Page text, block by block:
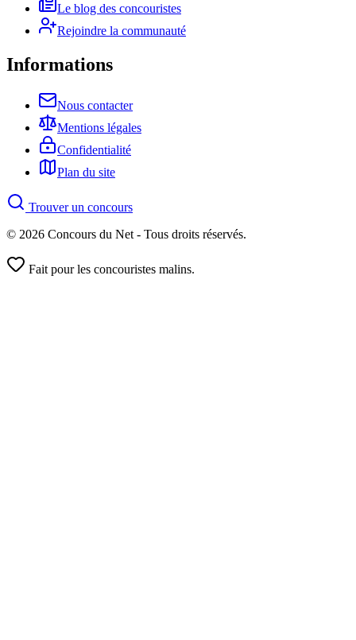
Le blog des concouristes
Rejoindre la communauté
Informations
Nous contacter
Mentions légales
Confidentialité
Plan du site
Trouver un concours
© 2026 Concours du Net - Tous droits réservés.
Fait pour les concouristes malins.